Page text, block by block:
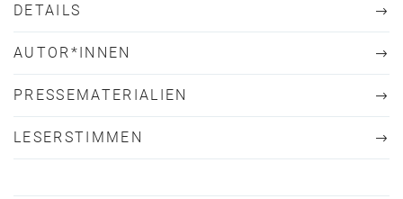
DETAILS
AUTOR*INNEN
PRESSEMATERIALIEN
LESERSTIMMEN